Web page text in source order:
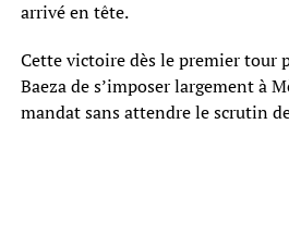
arrivé en tête.
Cette victoire dès le premier tour
Baeza de s’imposer largement à
mandat sans attendre le scrutin